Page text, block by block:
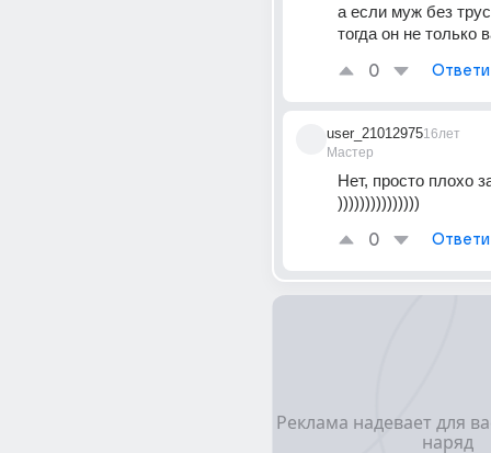
а если муж без
тогда он не только
0
user_21012975
Мастер
16лет
Нет, просто плохо
)))))))))))))))
0